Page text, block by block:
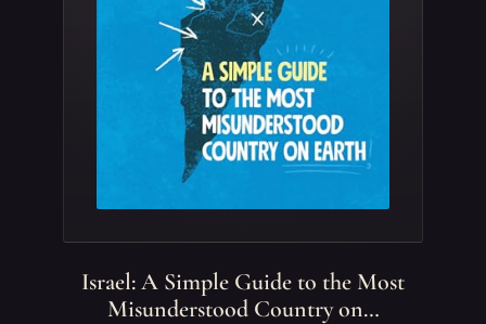
Israel: A Simple Guide to the Most
Misunderstood Country on…